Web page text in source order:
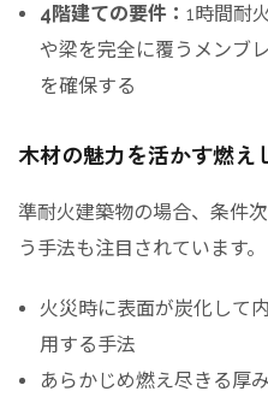
4階建ての要件： 1時間耐
や梁を完全に覆うメンブ
を確保する
木材の魅力を活かす燃え
準耐火建築物の場合、条件
う手法も注目されています。
火災時に表面が炭化して
用する手法
あらかじめ燃え尽きる厚